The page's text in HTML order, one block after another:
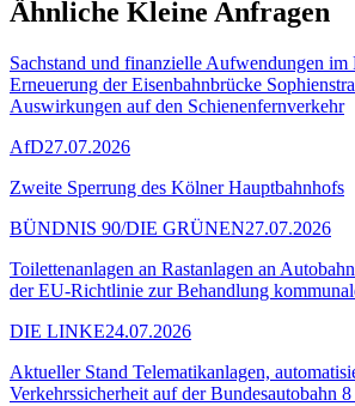
Ähnliche Kleine Anfragen
Sachstand und finanzielle Aufwendungen im
Erneuerung der Eisenbahnbrücke
Auswirkungen auf den Schienenfernverkehr
AfD27.07.2026
Zweite Sperrung des Kölner Hauptbahnhofs
BÜNDNIS 90/DIE GRÜNEN27.07.2026
Toilettenanlagen an Rastanlagen an
der EU-Richtlinie zur Behandlung
DIE LINKE24.07.2026
Aktueller Stand Telematikanlagen,
Verkehrssicherheit auf der Bundesautobahn